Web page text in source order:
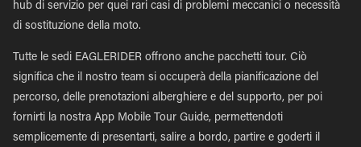
hub di servizio per quei rari casi di problemi meccanici o necessità
di sostituzione della moto.
Tutte le sedi EAGLERIDER offrono anche pacchetti tour. Ciò
significa che il nostro team si occuperà della pianificazione del
percorso, delle prenotazioni alberghiere e del supporto, per poi
fornirti la nostra App Mobile Tour Guide, permettendoti
semplicemente di presentarti, salire a bordo, partire e goderti il